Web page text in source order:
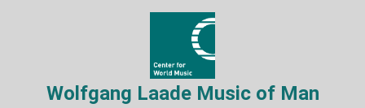
Wolfgang Laade Music of Man